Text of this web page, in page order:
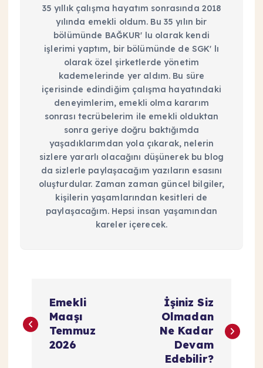
35 yıllık çalışma hayatım sonrasında 2018
yılında emekli oldum. Bu 35 yılın bir
bölümünde BAĞKUR' lu olarak kendi
işlerimi yaptım, bir bölümünde de SGK' lı
olarak özel şirketlerde yönetim
kademelerinde yer aldım. Bu süre
içerisinde edindiğim çalışma hayatındaki
deneyimlerim, emekli olma kararım
sonrası tecrübelerim ile emekli olduktan
sonra geriye doğru baktığımda
yaşadıklarımdan yola çıkarak, nelerin
sizlere yararlı olacağını düşünerek bu blog
da sizlerle paylaşacağım yazıların esasını
oluşturdular. Zaman zaman güncel bilgiler,
kişilerin yaşamlarından kesitleri de
paylaşacağım. Hepsi insan yaşamından
kareler içerecek.
a
Emekli
Maaşı
Temmuz
2026
İşiniz Siz
Olmadan
Ne Kadar
Devam
Edebilir?